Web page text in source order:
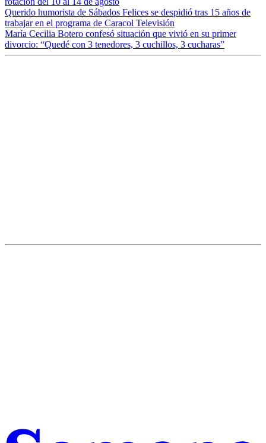
Querido humorista de Sábados Felices se despidió tras 15 años de
trabajar en el programa de Caracol Televisión
María Cecilia Botero confesó situación que vivió en su primer
divorcio: “Quedé con 3 tenedores, 3 cuchillos, 3 cucharas”